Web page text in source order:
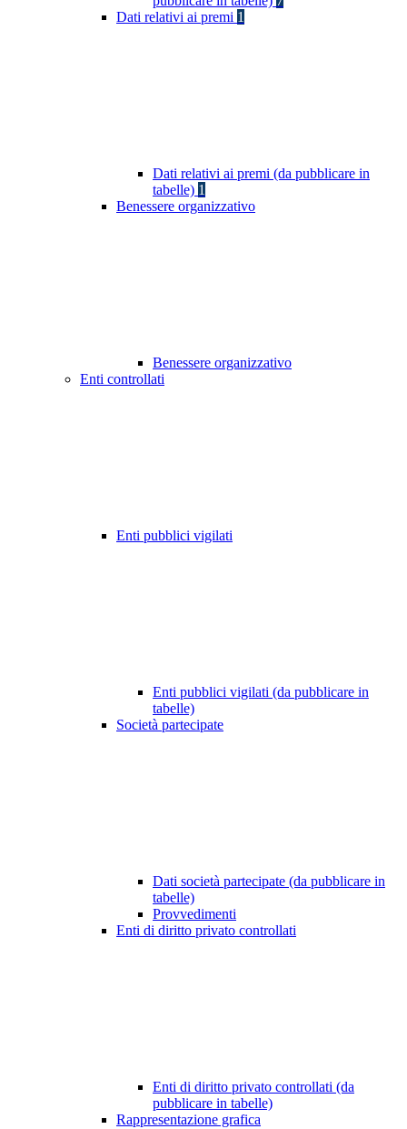
Dati relativi ai premi 1
Dati relativi ai premi (da pubblicare in
tabelle) 1
Benessere organizzativo
Benessere organizzativo
Enti controllati
Enti pubblici vigilati
Enti pubblici vigilati (da pubblicare in
tabelle)
Società partecipate
Dati società partecipate (da pubblicare in
tabelle)
Provvedimenti
Enti di diritto privato controllati
Enti di diritto privato controllati (da
pubblicare in tabelle)
Rappresentazione grafica